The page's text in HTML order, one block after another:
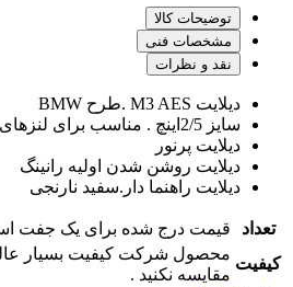
توضیحات کالا
مشخصات فنی
نقد و نظرات
دیلایت M3 AES .طرح BMW
سایز 2/5اینچ . مناسب برای لنزهای 2/5اینچ
دیلایت پرنور
دیلایت روشن شدن اولیه رانینگ
دیلایت راهنما دار.سفید نارنجی
تعداد
قیمت درج شده برای یک جفت
کیفیت
محصول شرکت کیفیت بسیار
مقایسه نکنید ‌.